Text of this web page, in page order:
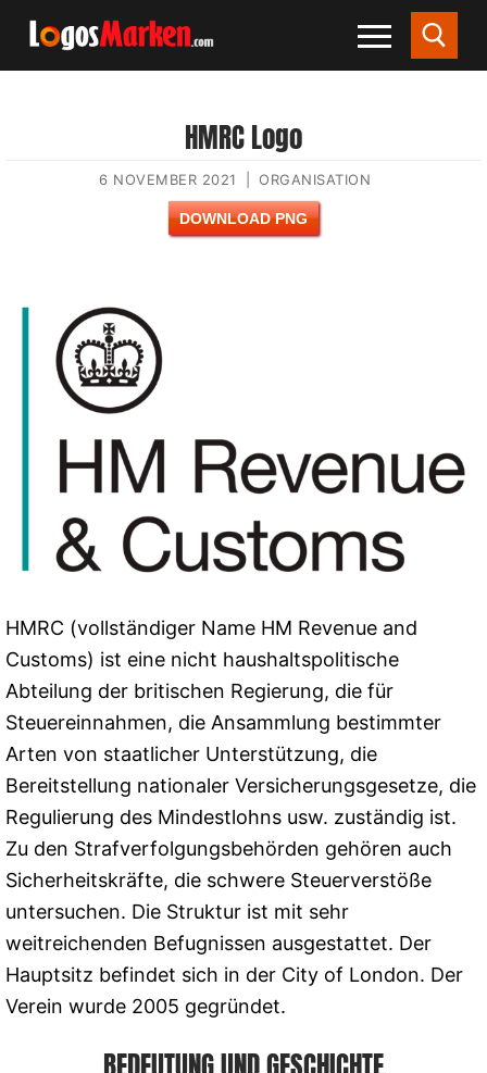
HMRC Logo
6 NOVEMBER 2021 ORGANISATION
DOWNLOAD PNG
HMRC (vollständiger Name HM Revenue and
Customs) ist eine nicht haushaltspolitische
Abteilung der britischen Regierung, die für
Steuereinnahmen, die Ansammlung bestimmter
Arten von staatlicher Unterstützung, die
Bereitstellung nationaler Versicherungsgesetze, die
Regulierung des Mindestlohns usw. zuständig ist.
Zu den Strafverfolgungsbehörden gehören auch
Sicherheitskräfte, die schwere Steuerverstöße
untersuchen. Die Struktur ist mit sehr
weitreichenden Befugnissen ausgestattet. Der
Hauptsitz befindet sich in der City of London. Der
Verein wurde 2005 gegründet.